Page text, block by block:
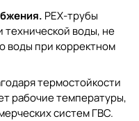
PEX-трубы
технической воды, не
воды при корректном
термостойкости
рабочие температуры,
систем ГВС.